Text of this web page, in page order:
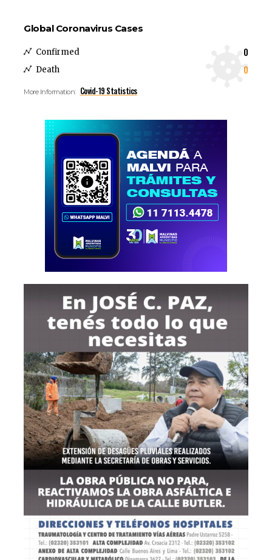
Global Coronavirus Cases
Confirmed 0
Death 0
More Information: Covid-19 Statistics